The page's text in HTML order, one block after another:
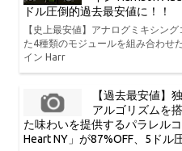
ドル圧倒的過去最安値に！！
【史上最安値】アナログミキシン
た4種類のモジュールを組み合わせ
イン Harr
【過去最安値】
アルゴリズムを
た味わいを提供するパラレル
Heart NY」が87%OFF、5ドル